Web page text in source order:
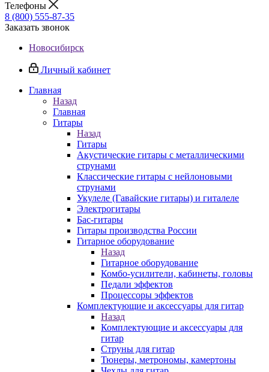
Телефоны
8 (800) 555-87-35
Заказать звонок
Новосибирск
Личный кабинет
Главная
Назад
Главная
Гитары
Назад
Гитары
Акустические гитары с металлическими
струнами
Классические гитары с нейлоновыми
струнами
Укулеле (Гавайские гитары) и гиталеле
Электрогитары
Бас-гитары
Гитары производства России
Гитарное оборудование
Назад
Гитарное оборудование
Комбо-усилители, кабинеты, головы
Педали эффектов
Процессоры эффектов
Комплектующие и аксессуары для гитар
Назад
Комплектующие и аксессуары для
гитар
Струны для гитар
Тюнеры, метрономы, камертоны